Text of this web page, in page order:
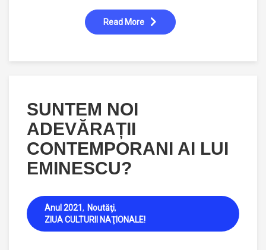
Read More
SUNTEM NOI
ADEVĂRAȚII
CONTEMPORANI AI LUI
EMINESCU?
Anul 2021
Noutăţi
ZIUA CULTURII NAŢIONALE!